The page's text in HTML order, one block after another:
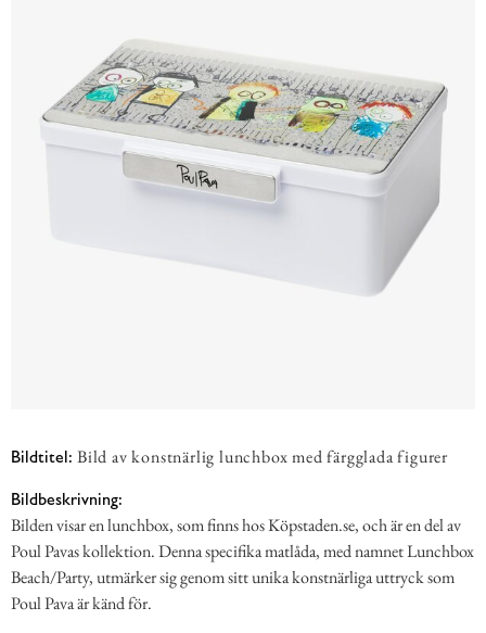
Bildtitel: Bild av konstnärlig lunchbox med färgglada figurer
Bildbeskrivning:
Bilden visar en lunchbox, som finns hos Köpstaden.se, och är en del av
Poul Pavas kollektion. Denna specifika matlåda, med namnet Lunchbox
Beach/Party, utmärker sig genom sitt unika konstnärliga uttryck som
Poul Pava är känd för.